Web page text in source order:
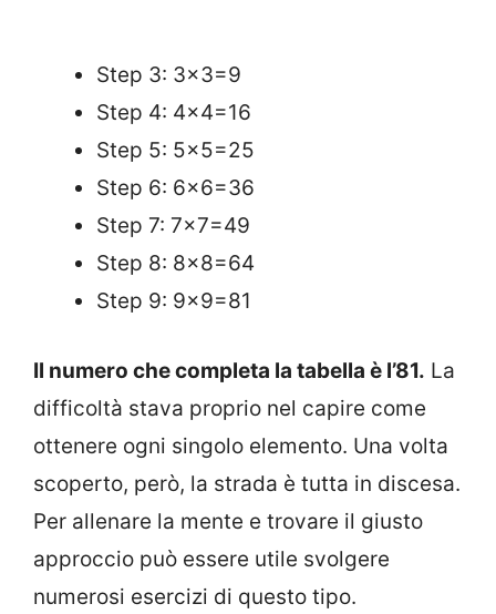
Step 3: 3×3=9
Step 4: 4×4=16
Step 5: 5×5=25
Step 6: 6×6=36
Step 7: 7×7=49
Step 8: 8×8=64
Step 9: 9×9=81
Il numero che completa la tabella è l’81. La
difficoltà stava proprio nel capire come
ottenere ogni singolo elemento. Una volta
scoperto, però, la strada è tutta in discesa.
Per allenare la mente e trovare il giusto
approccio può essere utile svolgere
numerosi esercizi di questo tipo.